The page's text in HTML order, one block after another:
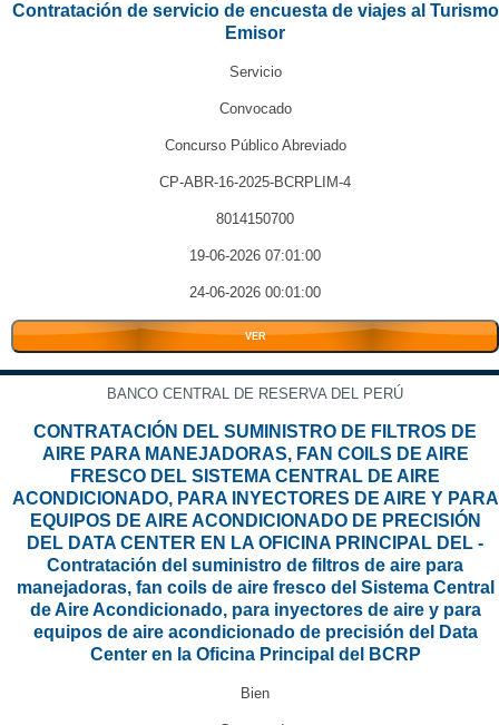
Contratación de servicio de encuesta de viajes al Turismo
Emisor
Servicio
Convocado
Concurso Público Abreviado
CP-ABR-16-2025-BCRPLIM-4
8014150700
19-06-2026 07:01:00
24-06-2026 00:01:00
VER
BANCO CENTRAL DE RESERVA DEL PERÚ
CONTRATACIÓN DEL SUMINISTRO DE FILTROS DE
AIRE PARA MANEJADORAS, FAN COILS DE AIRE
FRESCO DEL SISTEMA CENTRAL DE AIRE
ACONDICIONADO, PARA INYECTORES DE AIRE Y PARA
EQUIPOS DE AIRE ACONDICIONADO DE PRECISIÓN
DEL DATA CENTER EN LA OFICINA PRINCIPAL DEL -
Contratación del suministro de filtros de aire para
manejadoras, fan coils de aire fresco del Sistema Central
de Aire Acondicionado, para inyectores de aire y para
equipos de aire acondicionado de precisión del Data
Center en la Oficina Principal del BCRP
Bien